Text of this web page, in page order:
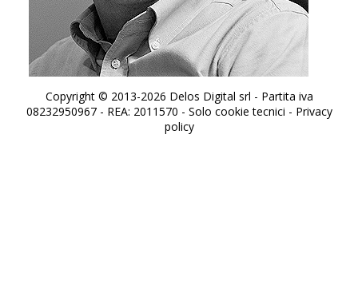
Copyright © 2013-2026 Delos Digital srl - Partita iva
08232950967 - REA: 2011570 - Solo cookie tecnici - Privacy
policy